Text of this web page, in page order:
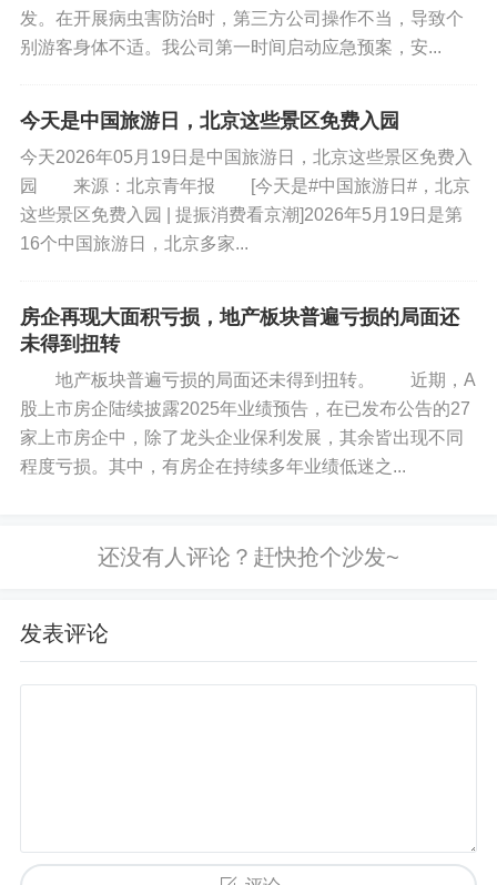
发。在开展病虫害防治时，第三方公司操作不当，导致个
别游客身体不适。我公司第一时间启动应急预案，安...
今天是中国旅游日，北京这些景区免费入园
今天2026年05月19日是中国旅游日，北京这些景区免费入
园 来源：北京青年报 [今天是#中国旅游日#，北京
这些景区免费入园 | 提振消费看京潮]2026年5月19日是第
16个中国旅游日，北京多家...
房企再现大面积亏损，地产板块普遍亏损的局面还
未得到扭转
地产板块普遍亏损的局面还未得到扭转。 近期，A
股上市房企陆续披露2025年业绩预告，在已发布公告的27
家上市房企中，除了龙头企业保利发展，其余皆出现不同
程度亏损。其中，有房企在持续多年业绩低迷之...
发表评论